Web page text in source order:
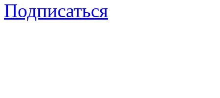
Подписаться